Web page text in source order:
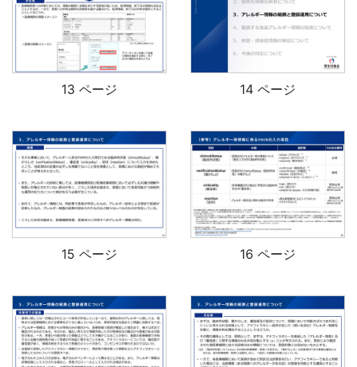
13 ページ 14 ページ
15 ページ 16 ページ